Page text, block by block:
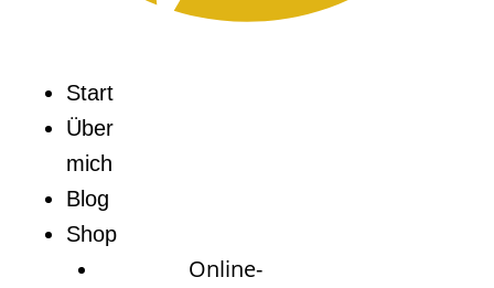
Start
Über
mich
Blog
Shop
Online-